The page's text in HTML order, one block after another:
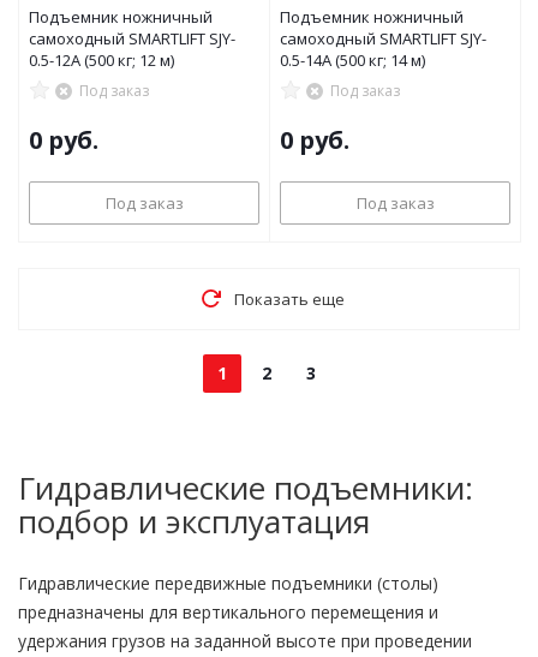
Подъемник ножничный
самоходный SMARTLIFT SJY-
0.5-12A (500 кг; 12 м)
Под заказ
0 руб.
Под заказ
Подъемник ножничный
самоходный SMARTLIFT SJY-
0.5-14A (500 кг; 14 м)
Под заказ
0 руб.
Под заказ
Показать еще
1 2 3
Гидравлические подъемники:
подбор и эксплуатация
Гидравлические передвижные подъемники (столы)
предназначены для вертикального перемещения и
удержания грузов на заданной высоте при проведении